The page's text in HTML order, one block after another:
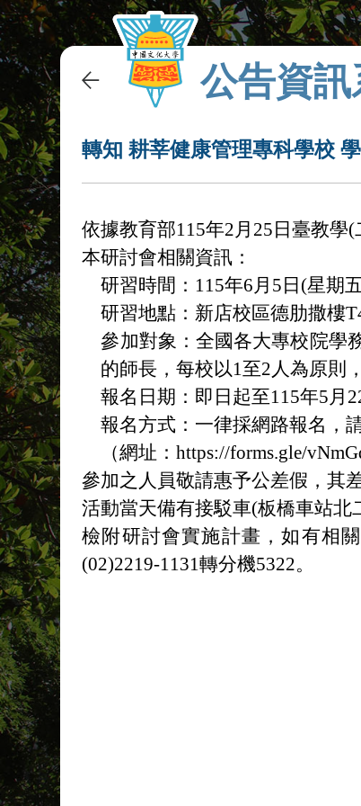
公告資
轉知 耕莘健康管理專科學校
依據教育部115年2月25日臺教學(
本研討會相關資訊：
研習時間：115年6月5日(星期
研習地點：新店校區德肋撒樓
參加對象：全國各大專校院學
的師長，每校以1至2人為原則
報名日期：即日起至115年5月
報名方式：一律採網路報名，
（網址：https://forms.gle/
參加之人員敬請惠予公差假，其
活動當天備有接駁車(板橋車站北
檢附研討會實施計畫，如有相
(02)2219-1131轉分機5322。